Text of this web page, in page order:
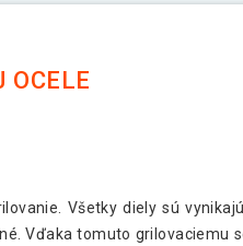
OCELE
Všetky diely sú
Vďaka tomuto grilovaciemu